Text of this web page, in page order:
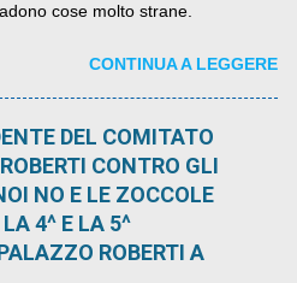
cose molto strane.
CONTINUA A LEGGERE
DEL COMITATO
CONTRO GLI
NO E LE ZOCCOLE
4^ E LA 5^
ROBERTI A